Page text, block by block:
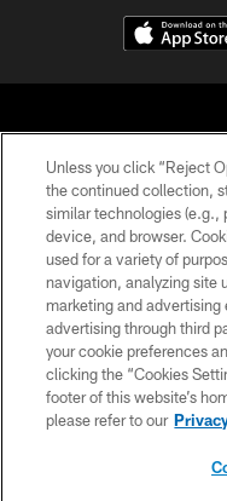
© 2026
Unless you click “Reject
the continued collection,
similar technologies (e.g.,
device, and browser.
used for a variety of
navigation, analyzing site
marketing and
advertising through third
your cookie preferences
clicking the “Cookies
footer of this website’s
please refer to our